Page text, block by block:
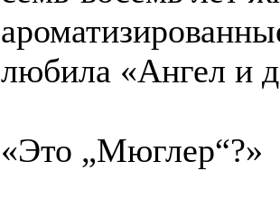
любила «Ангел и
«Это „Мюглер“?»